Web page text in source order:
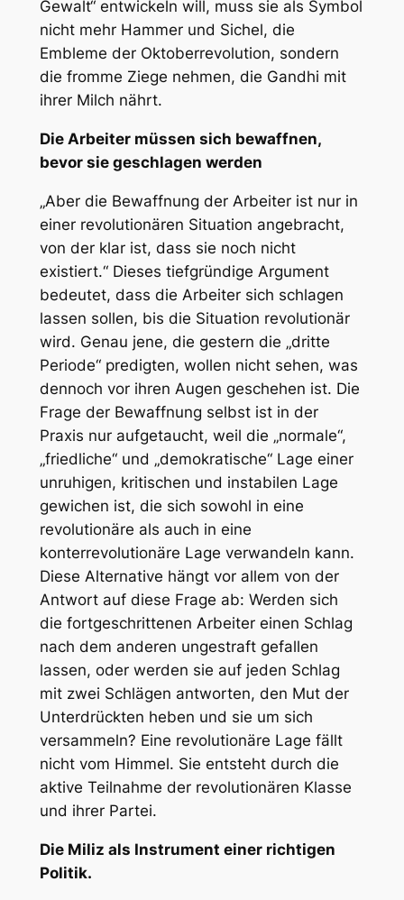
Gewalt“ entwickeln will, muss sie als Symbol
nicht mehr Hammer und Sichel, die
Embleme der Oktoberrevolution, sondern
die fromme Ziege nehmen, die Gandhi mit
ihrer Milch nährt.
Die Arbeiter müssen sich bewaffnen,
bevor sie geschlagen werden
„Aber die Bewaffnung der Arbeiter ist nur in
einer revolutionären Situation angebracht,
von der klar ist, dass sie noch nicht
existiert.“ Dieses tiefgründige Argument
bedeutet, dass die Arbeiter sich schlagen
lassen sollen, bis die Situation revolutionär
wird. Genau jene, die gestern die „dritte
Periode“ predigten, wollen nicht sehen, was
dennoch vor ihren Augen geschehen ist. Die
Frage der Bewaffnung selbst ist in der
Praxis nur aufgetaucht, weil die „normale“,
„friedliche“ und „demokratische“ Lage einer
unruhigen, kritischen und instabilen Lage
gewichen ist, die sich sowohl in eine
revolutionäre als auch in eine
konterrevolutionäre Lage verwandeln kann.
Diese Alternative hängt vor allem von der
Antwort auf diese Frage ab: Werden sich
die fortgeschrittenen Arbeiter einen Schlag
nach dem anderen ungestraft gefallen
lassen, oder werden sie auf jeden Schlag
mit zwei Schlägen antworten, den Mut der
Unterdrückten heben und sie um sich
versammeln? Eine revolutionäre Lage fällt
nicht vom Himmel. Sie entsteht durch die
aktive Teilnahme der revolutionären Klasse
und ihrer Partei.
Die Miliz als Instrument einer richtigen
Politik.